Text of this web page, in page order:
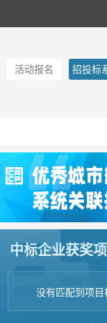
活动报名 招投标
中标企业获奖
没有匹配到项